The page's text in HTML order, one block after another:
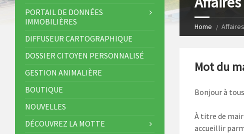
Home
Mot du
Bonjour à
À titre de
accueillir
PORTAIL DE DONNÉES
IMMOBILIÈRES
DIFFUSEUR CARTOGRAPHIQUE
DOSSIER CITOYEN PERSONNALISÉ
GESTION ANIMALIÈRE
BOUTIQUE
NOUVELLES
DÉCOUVREZ LA MOTTE
s